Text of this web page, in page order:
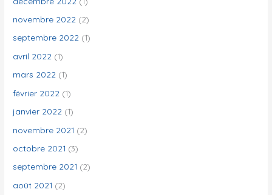
novembre 2022 (2)
septembre 2022 (1)
avril 2022 (1)
mars 2022 (1)
février 2022 (1)
janvier 2022 (1)
novembre 2021 (2)
octobre 2021 (3)
septembre 2021 (2)
août 2021 (2)